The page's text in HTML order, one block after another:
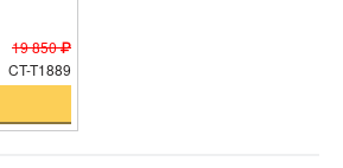
19 850
CT-T1889